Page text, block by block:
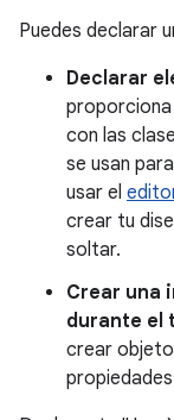
Puedes declarar
Declarar
proporciona
con las
se usan
usar el
crear tu
soltar.
Crear una
durante el
crear